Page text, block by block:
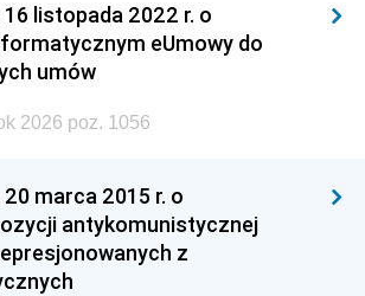
16 listopada 2022 r. o
eUmowy do
umów
2026 poz. 1056
20 marca 2015 r. o
antykomunistycznej
z